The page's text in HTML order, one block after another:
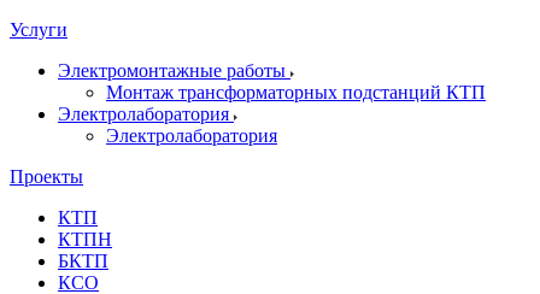
Услуги
Электромонтажные работы
Монтаж трансформаторных подстанций КТП
Электролаборатория
Электролаборатория
Проекты
КТП
КТПН
БКТП
КСО